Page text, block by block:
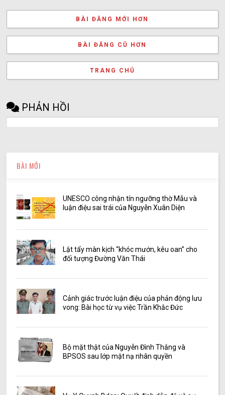
BÀI ĐĂNG MỚI HƠN
BÀI ĐĂNG CŨ HƠN
TRANG CHỦ
PHẢN HỒI
BÀI MỚI
UNESCO công nhận tín ngưỡng thờ Mẫu và
luận điệu sai trái của Nguyễn Xuân Diện
Lật tẩy màn kịch “khóc mướn, kêu oan” cho
đối tượng Đường Văn Thái
Cảnh giác trước luận điệu của phản động lưu
vong: Bài học từ vụ việc Trần Khắc Đức
Bộ mặt thật của Nguyễn Đình Thắng và
BPSOS sau lớp mặt nạ nhân quyền